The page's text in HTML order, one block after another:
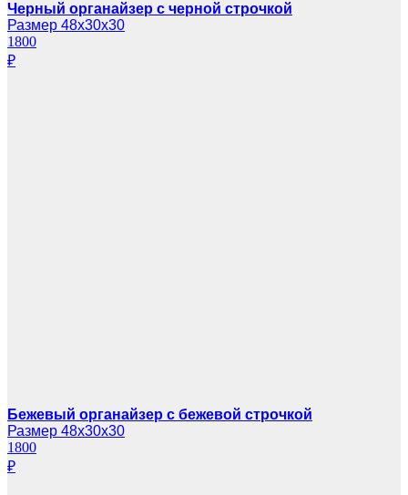
Черный органайзер с черной строчкой
Размер 48х30х30
1800
₽
Бежевый органайзер с бежевой строчкой
Размер 48х30х30
1800
₽